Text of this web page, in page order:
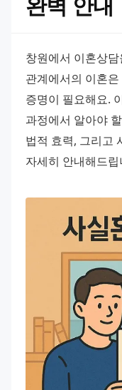
창원에서 이혼상
관계에서의 이혼
증명이 필요해요.
과정에서 알아야
법적 효력, 그리고
자세히 안내해드립